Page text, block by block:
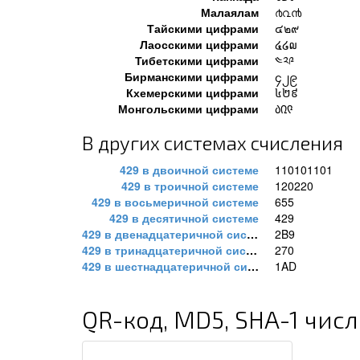
Малаялам
൪൨൯
Тайскими цифрами
๔๒๙
Лаосскими цифрами
໔໒໙
Тибетскими цифрами
༤༢༩
Бирманскими цифрами
၄၂၉
Кхемерскими цифрами
៤២៩
Монгольскими цифрами
᠔᠒᠙
В других системах счисления
429 в двоичной системе
110101101
429 в троичной системе
120220
429 в восьмеричной системе
655
429 в десятичной системе
429
429 в двенадцатеричной системе
2B9
429 в тринадцатеричной системе
270
429 в шестнадцатеричной системе
1AD
QR-код, MD5, SHA-1